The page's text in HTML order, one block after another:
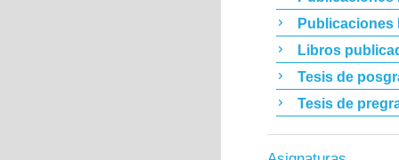
Publicaciones
Libros
Tesis de
Tesis de